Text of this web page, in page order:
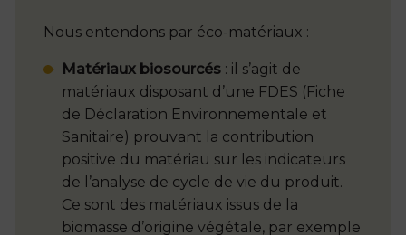
Nous entendons par éco-matériaux :
Matériaux biosourcés : il s’agit de
matériaux disposant d’une FDES (Fiche
de Déclaration Environnementale et
Sanitaire) prouvant la contribution
positive du matériau sur les indicateurs
de l’analyse de cycle de vie du produit.
Ce sont des matériaux issus de la
biomasse d’origine végétale, par exemple